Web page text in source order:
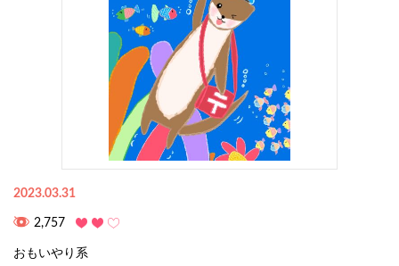
2023.03.31
2,757
おもいやり系